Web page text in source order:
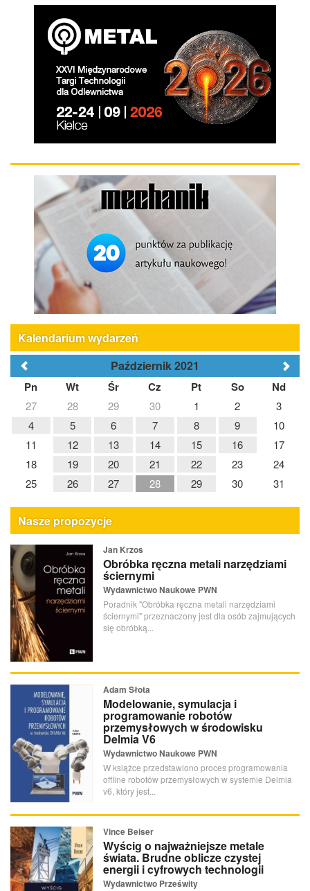
Kalendarium wydarzeń
Październik 2021
Pn Wt Śr Cz Pt So Nd
27 28 29 30 1 2
3
4
5 6 7 8 9
10
11
12 13 14 15 16
17
18
19 20 21 22 23
24
25
26 27 28 29 30 31
Nasze propozycje
Jan Krzos
Obróbka ręczna metali narzędziami
ściernymi
Wydawnictwo Naukowe PWN
Poradnik "Obróbka ręczna metali narzędziami
ściernymi" przeznaczony jest dla osób zajmujących
się obróbką...
Adam Słota
Modelowanie, symulacja i
programowanie robotów
przemysłowych w środowisku
Delmia V6
Wydawnictwo Naukowe PWN
W książce przedstawiono proces programowania
offline robotów przemysłowych w systemie Delmia
v6, który jest...
Vince Beiser
Wyścig o najważniejsze metale
świata. Brudne oblicze czystej
energii i cyfrowych technologii
Wydawnictwo Prześwity